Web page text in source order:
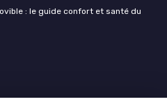
: le guide confort et santé du